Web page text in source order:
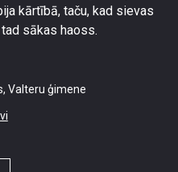
kārtībā, taču, kad sievas
sākas haoss.
Valteru ģimene